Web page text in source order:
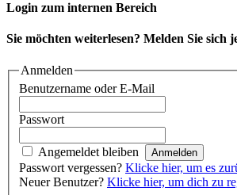
Login zum internen Bereich
Sie möchten weiterlesen? Melden Sie sich
Anmelden
Benutzername oder E-Mail
Passwort
Angemeldet bleiben
Passwort vergessen? Klicke hier, um es
Neuer Benutzer? Klicke hier, um dich zu